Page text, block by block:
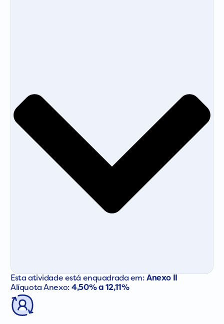
Esta atividade está enquadrada em:Anexo II
Alíquota Anexo:4,50% a 12,11%